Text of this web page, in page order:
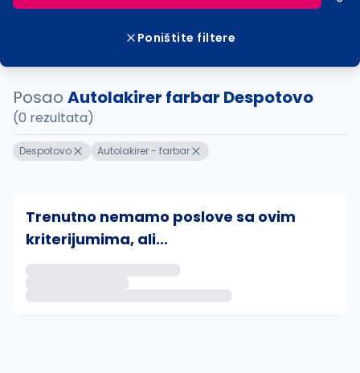
Poništite filtere
Posao Autolakirer farbar Despotovo
(0 rezultata)
Despotovo Autolakirer - farbar
Trenutno nemamo poslove sa ovim
kriterijumima, ali...